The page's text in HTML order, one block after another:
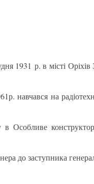
1931 р. в місті
навчався на
до заступника